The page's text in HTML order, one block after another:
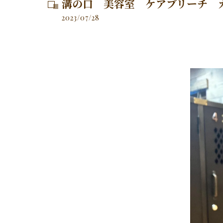
溝の口 美容室 ケアブリーチ
2023/07/28